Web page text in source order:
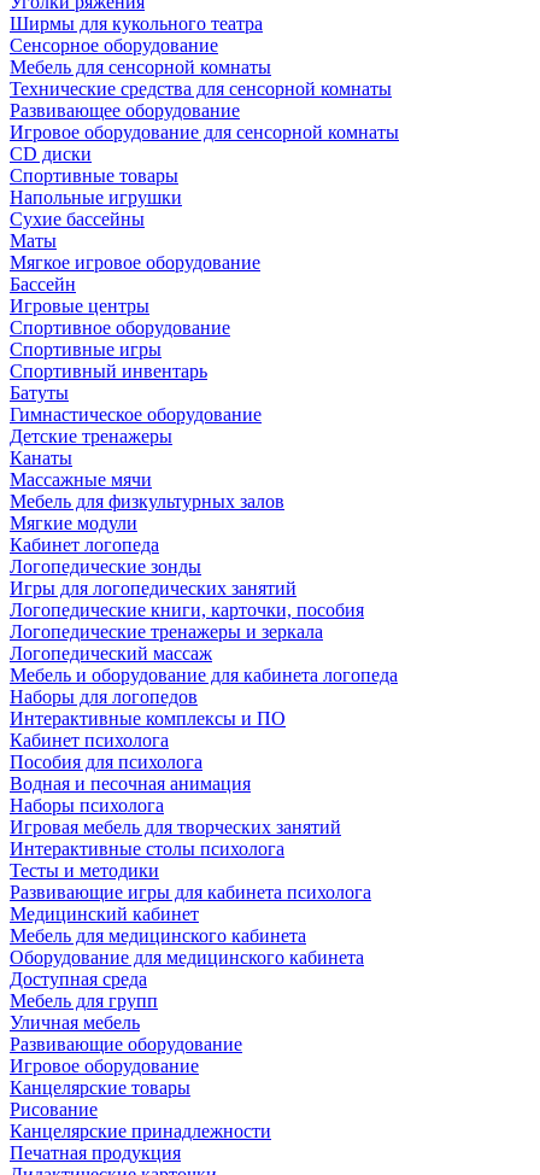
Ширмы для кукольного театра
Сенсорное оборудование
Мебель для сенсорной комнаты
Технические средства для сенсорной комнаты
Развивающее оборудование
Игровое оборудование для сенсорной комнаты
CD диски
Спортивные товары
Напольные игрушки
Сухие бассейны
Маты
Мягкое игровое оборудование
Бассейн
Игровые центры
Спортивное оборудование
Спортивные игры
Спортивный инвентарь
Батуты
Гимнастическое оборудование
Детские тренажеры
Канаты
Массажные мячи
Мебель для физкультурных залов
Мягкие модули
Кабинет логопеда
Логопедические зонды
Игры для логопедических занятий
Логопедические книги, карточки, пособия
Логопедические тренажеры и зеркала
Логопедический массаж
Мебель и оборудование для кабинета логопеда
Наборы для логопедов
Интерактивные комплексы и ПО
Кабинет психолога
Пособия для психолога
Водная и песочная анимация
Наборы психолога
Игровая мебель для творческих занятий
Интерактивные столы психолога
Тесты и методики
Развивающие игры для кабинета психолога
Медицинский кабинет
Мебель для медицинского кабинета
Оборудование для медицинского кабинета
Доступная среда
Мебель для групп
Уличная мебель
Развивающие оборудование
Игровое оборудование
Канцелярские товары
Рисование
Канцелярские принадлежности
Печатная продукция